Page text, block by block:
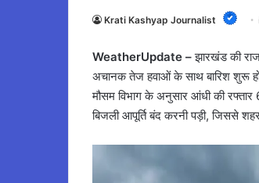
Krati Kashyap Journalist
WeatherUpdate –झारखंड की
अचानक तेज हवाओं के साथ बारिश शुरू
मौसम विभाग के अनुसार आंधी की
बिजली आपूर्ति बंद करनी पड़ी, जिससे